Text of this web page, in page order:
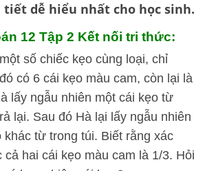
tiết dễ hiểu nhất cho học sinh.
12 Tập 2 Kết nối tri thức:
số chiếc kẹo cùng loại, chỉ
có 6 cái kẹo màu cam, còn lại là
lấy ngẫu nhiên một cái kẹo từ
lại. Sau đó Hà lại lấy ngẫu nhiên
khác từ trong túi. Biết rằng xác
hai cái kẹo màu cam là 1/3. Hỏi